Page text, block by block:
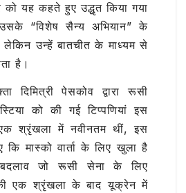
को यह कहते हुए उद्धृत किया गया
“विशेष सैन्य अभियान” के
लेकिन उन्हें बातचीत के माध्यम से
है।
दिमित्री पेसकोव द्वारा रूसी
को की गई टिप्पणियां इस
एक श्रृंखला में नवीनतम थीं, इस
कि मास्को वार्ता के लिए खुला है
जो रूसी सेना के लिए
एक श्रृंखला के बाद यूक्रेन में